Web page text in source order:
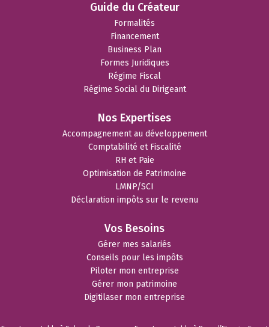
Guide du Créateur
Formalités
Financement
Business Plan
Formes Juridiques
Régime Fiscal
Régime Social du Dirigeant
Nos Expertises
Accompagnement au développement
Comptabilité et Fiscalité
RH et Paie
Optimisation de Patrimoine
LMNP/SCI
Déclaration impôts sur le revenu
Vos Besoins
Gérer mes salariés
Conseils pour les impôts
Piloter mon entreprise
Gérer mon patrimoine
Digitilaser mon entreprise